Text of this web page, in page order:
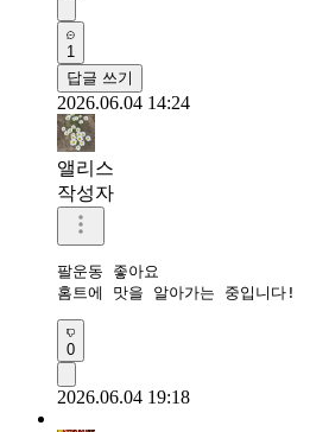
1
답글 쓰기
2026.06.04 14:24
앨리스
작성자
팔운동 좋아요
홈트에 맛을 알아가는 중입니다!
0
2026.06.04 19:18